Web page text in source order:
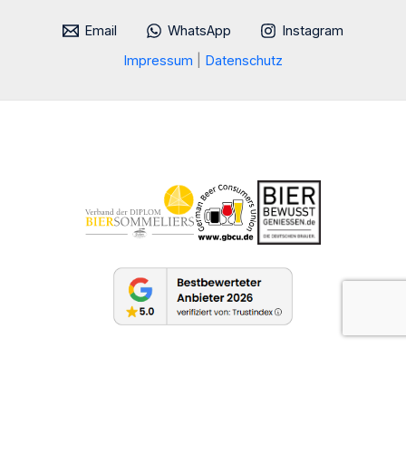
Email WhatsApp
Instagram
Impressum
Datenschutz
Vertrauenswürdige Seite